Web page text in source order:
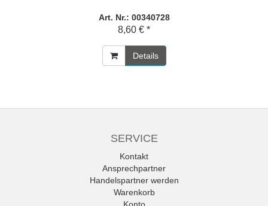
Art. Nr.: 00340728
8,60 € *
Details
SERVICE
Kontakt
Ansprechpartner
Handelspartner werden
Warenkorb